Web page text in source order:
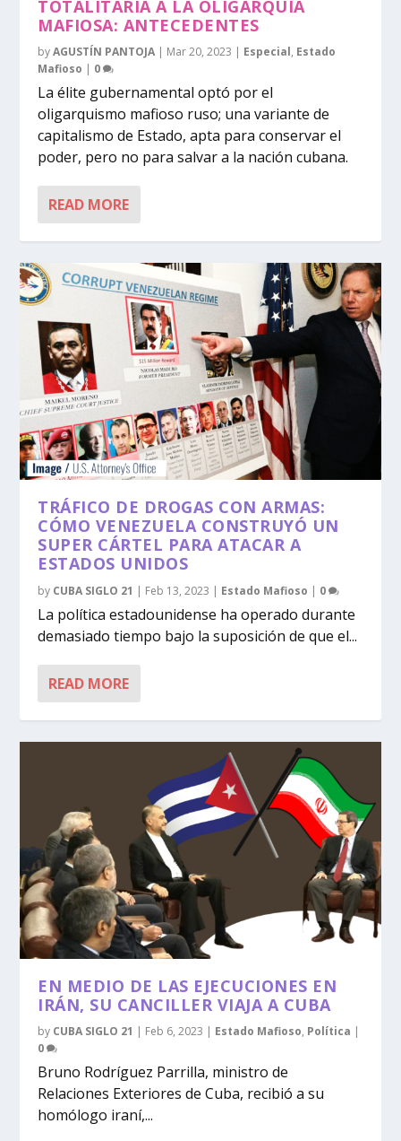
TOTALITARIA A LA OLIGARQUÍA
MAFIOSA: ANTECEDENTES
byAGUSTÍN PANTOJA Mar 20, 2023 Especial, Estado
Mafioso
0
La élite gubernamental optó por el
oligarquismo mafioso ruso; una variante de
capitalismo de Estado, apta para conservar el
poder, pero no para salvar a la nación cubana.
READ MORE
TRÁFICO DE DROGAS CON ARMAS:
CÓMO VENEZUELA CONSTRUYÓ UN
SUPER CÁRTEL PARA ATACAR A
ESTADOS UNIDOS
by CUBA SIGLO 21 | Feb 13, 2023 | Estado Mafioso | 0
La política estadounidense ha operado durante
demasiado tiempo bajo la suposición de que el...
READ MORE
EN MEDIO DE LAS EJECUCIONES EN
IRÁN, SU CANCILLER VIAJA A CUBA
by CUBA SIGLO 21 | Feb 6, 2023 | Estado Mafioso, Política |
0
Bruno Rodríguez Parrilla, ministro de
Relaciones Exteriores de Cuba, recibió a su
homólogo iraní,...